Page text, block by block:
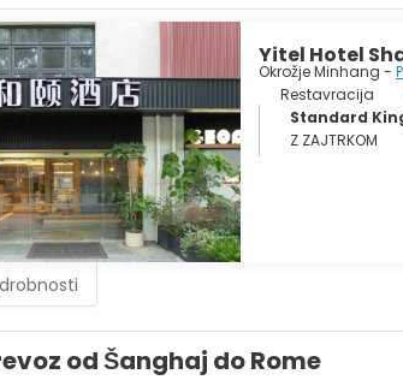
Yitel Hotel
Okrožje Minhang -
Restavracija
Standard
Z ZAJTRKOM
od Šanghaj do Rome